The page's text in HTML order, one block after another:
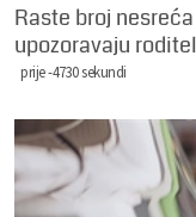
Raste broj
upozoravaju
prije -4730 sekundi